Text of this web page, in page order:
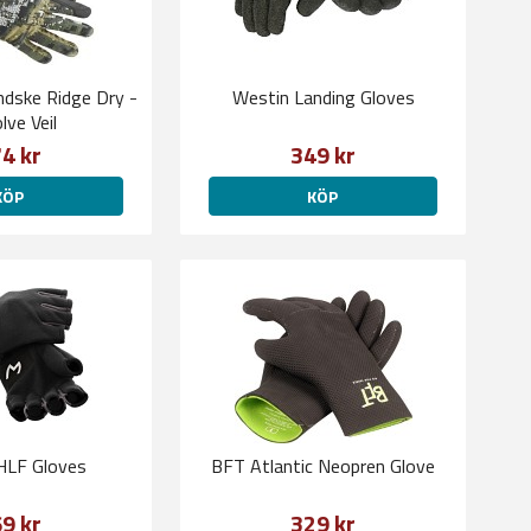
Ridge Dry -
Veil
kr
Westin Landing Gloves
349 kr
KÖP
Gloves
kr
BFT Atlantic Neopren Glove
329 kr